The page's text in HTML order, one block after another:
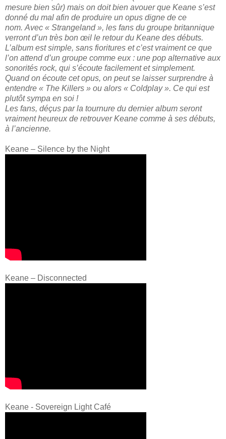
mesure bien sûr) mais on doit bien avouer que Keane s’est
donné du mal afin de produire un opus digne de ce
nom. Avec « Strangeland », les fans du groupe britannique
verront d’un très bon œil le retour du Keane des débuts.
L’album est simple, sans fioritures et c’est vraiment ce que
l’on attend d’un groupe comme eux : une pop alternative aux
sonorités rock, qui s’écoute facilement et simplement.
Quand on écoute cet opus, on peut se laisser surprendre à
entendre « The Killers » ou alors « Coldplay ». Ce qui est
plutôt sympa en soi !
Les fans, déçus par la tournure du dernier album seront
vraiment heureux de retrouver Keane comme à ses débuts,
à l’ancienne.
Keane – Silence by the Night
Keane – Disconnected
Keane - Sovereign Light Café